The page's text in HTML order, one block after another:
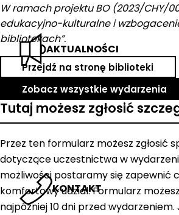
AKTUALNOŚCI
KONTAKT
W ramach projektu BO (2023/CHY/
edukacyjno-kulturalne i
bibliotekach”.
Przejdź na stronę biblioteki
Zobacz wszystkie wydarzenia
Tutaj możesz zgłosić
Przez ten formularz możesz zgłosić
dotyczące uczestnictwa w
możliwości postaramy się zapewnić
komfortowy udział. Formularz
najpóźniej 10 dni przed wydarzeniem.